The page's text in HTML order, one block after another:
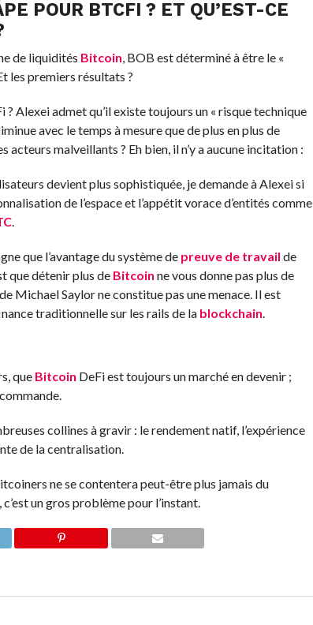
POUR BTCFI ? ET QU’EST-CE
de liquidités Bitcoin, BOB est déterminé à être le «
les premiers résultats ?
? Alexei admet qu’il existe toujours un « risque technique
avec le temps à mesure que de plus en plus de
malveillants ? Eh bien, il n’y a aucune incitation :
devient plus sophistiquée, je demande à Alexei si
de l’espace et l’appétit vorace d’entités comme
.
que l’avantage du système de preuve de travail de
que détenir plus de Bitcoin ne vous donne pas plus de
Michael Saylor ne constitue pas une menace. Il est
traditionnelle sur les rails de la blockchain.
que Bitcoin DeFi est toujours un marché en devenir ;
collines à gravir : le rendement natif, l’expérience
de la centralisation.
ne se contentera peut-être plus jamais du
un gros problème pour l’instant.